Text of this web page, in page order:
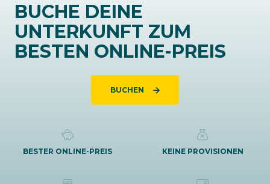
BUCHE DEINE
UNTERKUNFT ZUM
BESTEN ONLINE-PREIS
BUCHEN
BESTER ONLINE-PREIS KEINE PROVISIONEN